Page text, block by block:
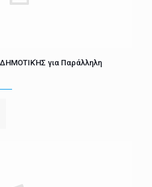
για Παράλληλη